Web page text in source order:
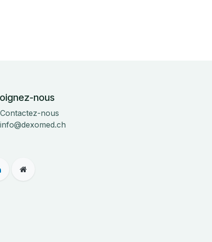
nous
Contactez-nous
info@dexomed.ch